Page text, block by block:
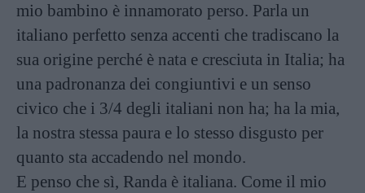
mio bambino è innamorato perso. Parla un
italiano perfetto senza accenti che tradiscano la
sua origine perché è nata e cresciuta in Italia; ha
una padronanza dei congiuntivi e un senso
civico che i 3/4 degli italiani non ha; ha la mia,
la nostra stessa paura e lo stesso disgusto per
quanto sta accadendo nel mondo.
E penso che sì, Randa è italiana. Come il mio